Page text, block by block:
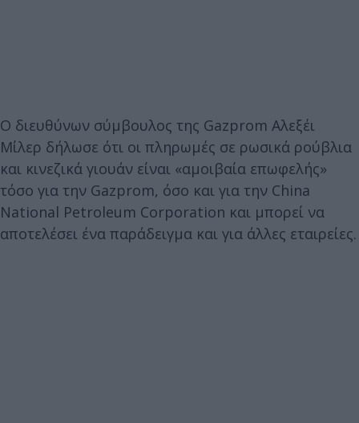
Ο διευθύνων σύμβουλος της Gazprom Αλεξέι
Μίλερ δήλωσε ότι οι πληρωμές σε ρωσικά ρούβλια
και κινεζικά γιουάν είναι «αμοιβαία επωφελής»
τόσο για την Gazprom, όσο και για την China
National Petroleum Corporation και μπορεί να
αποτελέσει ένα παράδειγμα και για άλλες εταιρείες.